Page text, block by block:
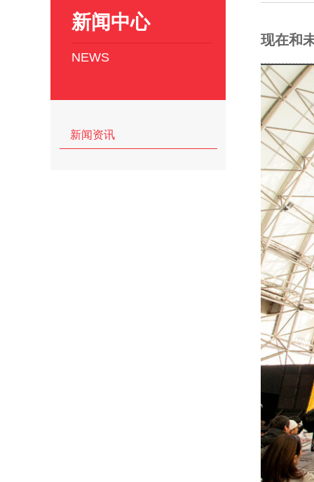
新闻中心
NEWS
新闻资讯
现在和